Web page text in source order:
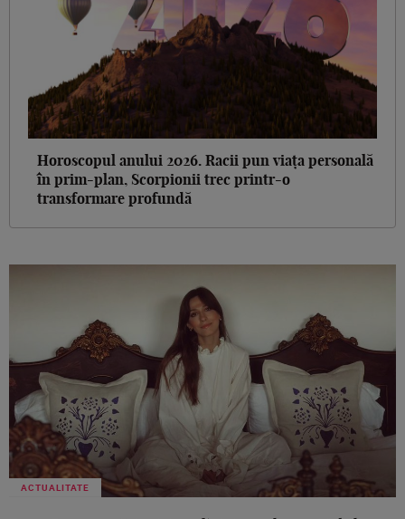
Horoscopul anului 2026. Racii pun viața personală
în prim-plan, Scorpionii trec printr-o
transformare profundă
ACTUALITATE